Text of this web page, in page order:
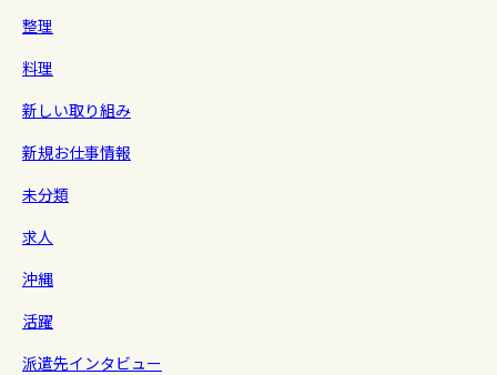
整理
料理
新しい取り組み
新規お仕事情報
未分類
求人
沖縄
活躍
派遣先インタビュー